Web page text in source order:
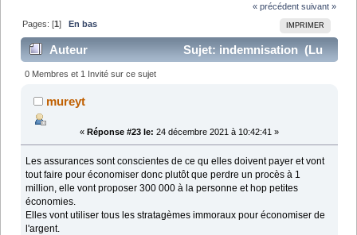
« précédent suivant »
IMPRIMER
Pages: [1] En bas
Auteur
Sujet: indemnisation (Lu
23513 fois)
0 Membres et 1 Invité sur ce sujet
mureyt
« Réponse #23 le: 24 décembre 2021 à 10:42:41 »
Les assurances sont conscientes de ce qu elles doivent payer et vont
tout faire pour économiser donc plutôt que perdre un procès à 1
million, elle vont proposer 300 000 à la personne et hop petites
économies.
Elles vont utiliser tous les stratagèmes immoraux pour économiser de
l'argent.